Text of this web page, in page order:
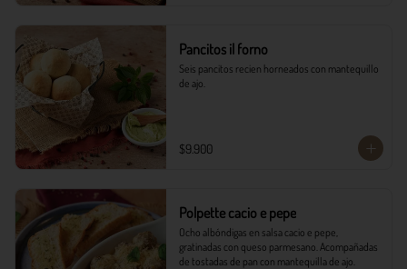
Pancitos il forno
Seis pancitos recien horneados con mantequillo
de ajo.
$9.900
Polpette cacio e pepe
Ocho albóndigas en salsa cacio e pepe,
gratinadas con queso parmesano. Acompañadas
de tostadas de pan con mantequilla de ajo.